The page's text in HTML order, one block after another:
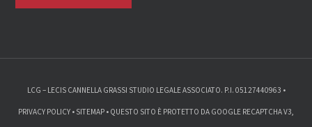
LCG – LECIS CANNELLA GRASSI STUDIO LEGALE ASSOCIATO. P.I. 05127440963 •
PRIVACY POLICY • SITEMAP • QUESTO SITO È PROTETTO DA GOOGLE RECAPTCHA V3,